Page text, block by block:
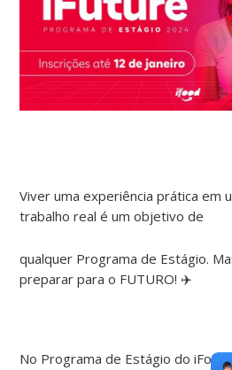
Viver uma experiência prática em
trabalho real é um objetivo de
qualquer Programa de Estágio.
preparar para o FUTURO! ✈️
No Programa de Estágio do